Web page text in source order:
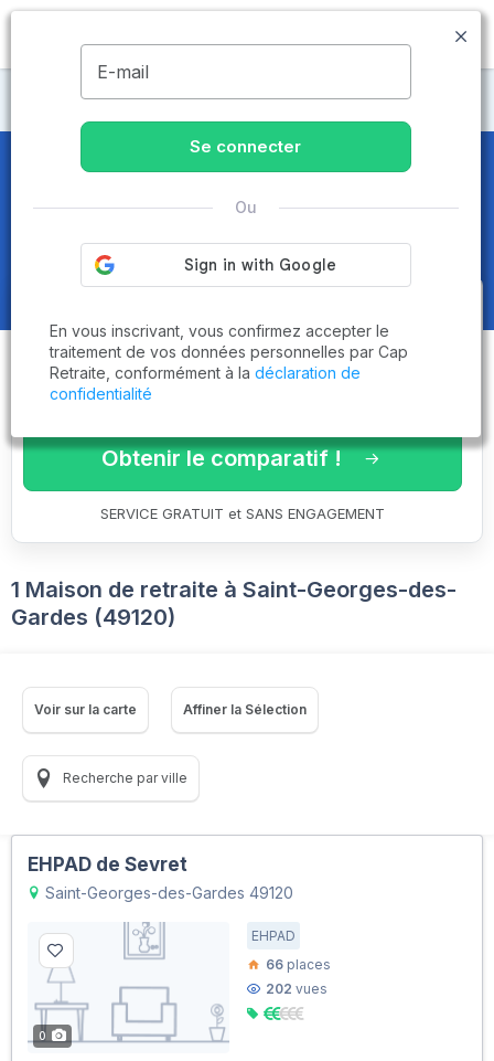
MENU
Maisons de retraite Maine-et-Loire
Maisons de retraite et EHPAD
Saint-Georges-des-Gardes
(49120)
Obtenez le
comparatif des
établissementsadaptés à vos
critères en 3 minutes !
Obtenir le comparatif !
SERVICE GRATUIT et SANS ENGAGEMENT
1 Maison de retraite à Saint-Georges-des-
Gardes (49120)
Voir sur la carte Affiner la Sélection
Recherche par ville
EHPAD de Sevret
Saint-Georges-des-Gardes 49120
0
EHPAD
66 places
202 vues
E-mail
Se connecter
Ou
En vous inscrivant, vous confirmez accepter le
traitement de vos données personnelles par Cap
Retraite, conformément à la déclaration de
confidentialité